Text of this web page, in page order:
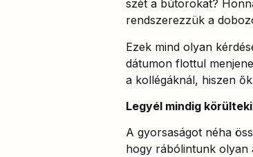
szét a bútorokat?
rendszerezzük a
Ezek mind olyan
dátumon flottul
a kollégáknál, hiszen
Legyél mindig
A gyorsaságot néha
hogy rábólintunk olyan